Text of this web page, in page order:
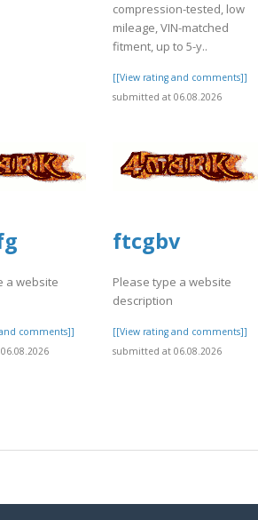
compression-tested, low
mileage, VIN-matched
fitment, up to 5-y..
[[View rating and comments]]
submitted at 06.08.2026
a website
comments]]
ftcgbv
Please type a website
description
[[View rating and comments]]
submitted at 06.08.2026